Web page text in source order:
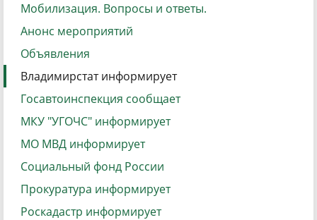
Мобилизация. Вопросы и ответы.
Анонс мероприятий
Объявления
Владимирстат информирует
Госавтоинспекция сообщает
МКУ "УГОЧС" информирует
МО МВД информирует
Социальный фонд России
Прокуратура информирует
Роскадастр информирует